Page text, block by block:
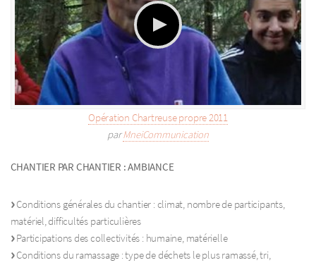
Opération Chartreuse propre 2011
parMneiCommunication
CHANTIER PAR CHANTIER : AMBIANCE
Conditions générales du chantier : climat, nombre de participants,
matériel, difficultés particulières
Participations des collectivités : humaine, matérielle
Conditions du ramassage : type de déchets le plus ramassé, tri,